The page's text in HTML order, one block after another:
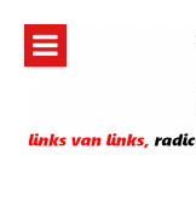
inhoud